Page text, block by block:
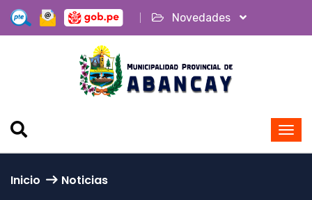
Novedades
Inicio Noticias